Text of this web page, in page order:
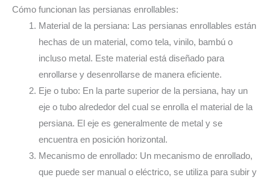
Cómo funcionan las persianas enrollables:
Material de la persiana: Las persianas enrollables están
hechas de un material, como tela, vinilo, bambú o
incluso metal. Este material está diseñado para
enrollarse y desenrollarse de manera eficiente.
Eje o tubo: En la parte superior de la persiana, hay un
eje o tubo alrededor del cual se enrolla el material de la
persiana. El eje es generalmente de metal y se
encuentra en posición horizontal.
Mecanismo de enrollado: Un mecanismo de enrollado,
que puede ser manual o eléctrico, se utiliza para subir y